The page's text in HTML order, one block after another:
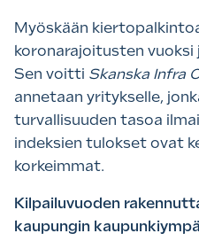
Myöskään
koronarajoitusten vuoksi
Sen voitti Skanska Infra
annetaan yritykselle,
turvallisuuden tasoa
indeksien tulokset ovat
korkeimmat.
Kilpailuvuoden
kaupungin